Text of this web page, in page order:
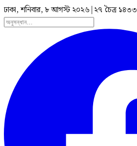
ঢাকা, শনিবার, ৮ আগস্ট ২০২৬ | ২৭ চৈত্র ১৪৩৩